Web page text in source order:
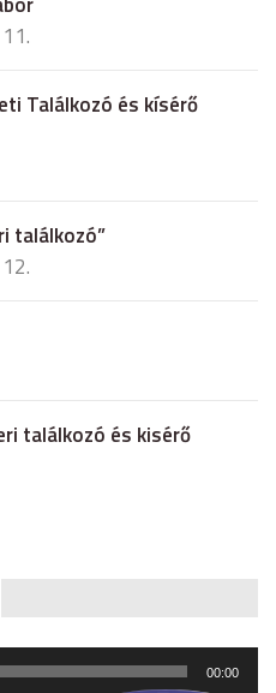
Találkozó és kísérő
találkozó”
találkozó és kisérő
00:00